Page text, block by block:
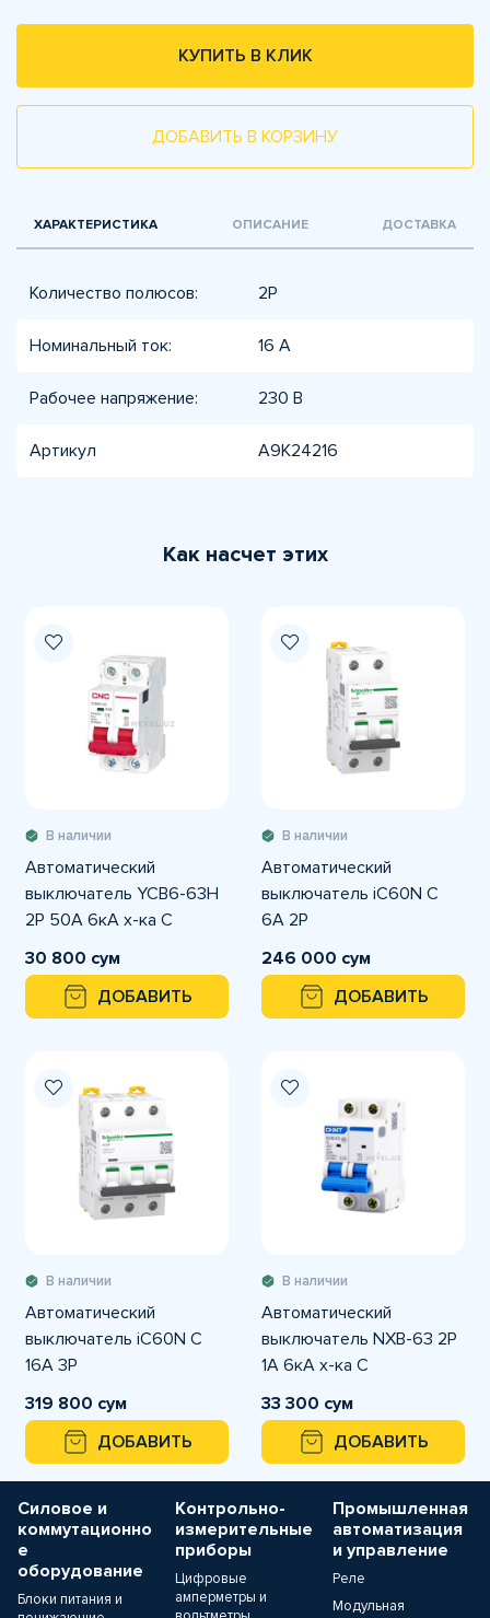
КУПИТЬ В КЛИК
ДОБАВИТЬ В КОРЗИНУ
ХАРАКТЕРИСТИКА ОПИСАНИЕ ДОСТАВКА
Количество полюсов: 2P
Номинальный ток: 16 A
Рабочее напряжение: 230 В
Артикул A9K24216
Как насчет этих
В наличии
Автоматический
выключатель YCB6-63H
2P 50A 6кА х-ка С
30 800 сум
ДОБАВИТЬ
В наличии
Автоматический
выключатель iC60N C
6A 2P
246 000 сум
ДОБАВИТЬ
В наличии
Автоматический
выключатель iC60N C
16A 3P
319 800 сум
ДОБАВИТЬ
В наличии
Автоматический
выключатель NXB-63 2P
1A 6кА х-ка С
33 300 сум
ДОБАВИТЬ
Силовое и
коммутационно
е
оборудование
Блоки питания и
Контрольно-
измерительные
приборы
Цифровые
амперметры и
Промышленная
автоматизация
и управление
Реле
Модульная